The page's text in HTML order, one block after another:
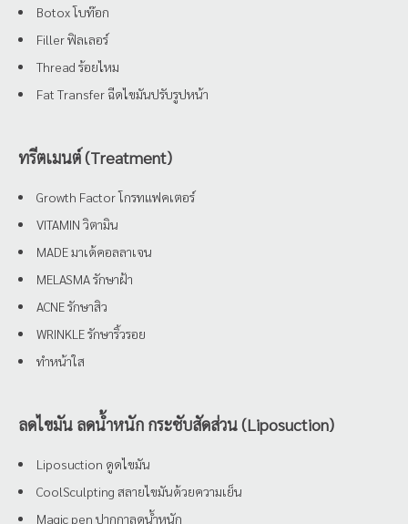
Botox โบท๊อก
Filler ฟิลเลอร์
Thread ร้อยไหม
Fat Transfer ฉีดไขมันปรับรูปหน้า
ทรีตเมนต์ (Treatment)
Growth Factor โกรทแฟคเตอร์
VITAMIN วิตามิน
MADE มาเด้คอลลาเจน
MELASMA รักษาฝ้า
ACNE รักษาสิว
WRINKLE รักษาริ้วรอย
ทำหน้าใส
ลดไขมัน ลดน้ำหนัก กระชับสัดส่วน (Liposuction)
Liposuction ดูดไขมัน
CoolSculpting สลายไขมันด้วยความเย็น
Magic pen ปากกาลดน้ำหนัก